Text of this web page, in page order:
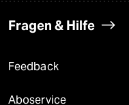
Fragen & Hilfe
Feedback
Aboservice